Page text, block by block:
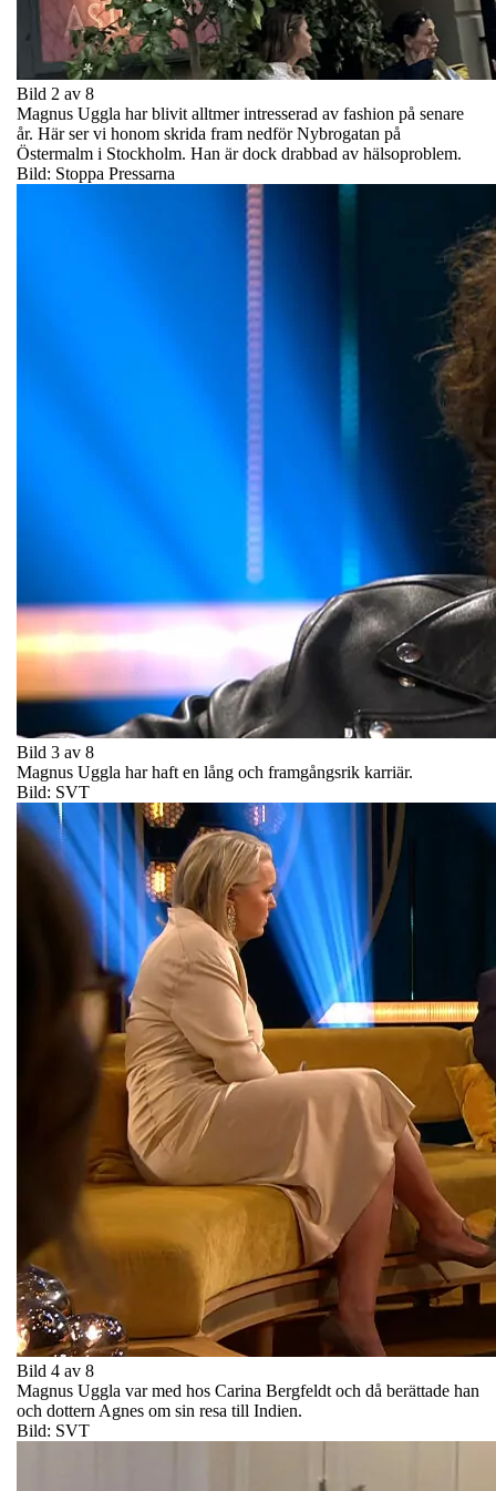
Bild 2 av 8
Magnus Uggla har blivit alltmer intresserad av fashion på senare
år. Här ser vi honom skrida fram nedför Nybrogatan på
Östermalm i Stockholm. Han är dock drabbad av hälsoproblem.
Bild: Stoppa Pressarna
Bild 3 av 8
Magnus Uggla har haft en lång och framgångsrik karriär.
Bild: SVT
Bild 4 av 8
Magnus Uggla var med hos Carina Bergfeldt och då berättade han
och dottern Agnes om sin resa till Indien.
Bild: SVT